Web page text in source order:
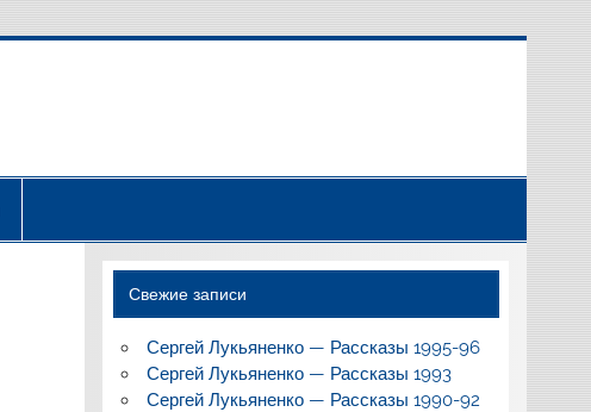
Свежие записи
Сергей Лукьяненко — Рассказы 1995-96
Сергей Лукьяненко — Рассказы 1993
Сергей Лукьяненко — Рассказы 1990-92